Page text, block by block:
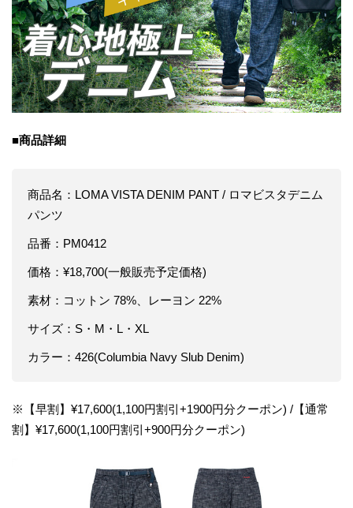
■商品詳細
商品名：LOMA VISTA DENIM PANT / ロマビスタデニム
パンツ
品番：PM0412
価格：¥18,700(一般販売予定価格)
素材：コットン 78%、レーヨン 22%
サイズ：S・M・L・XL
カラー：426(Columbia Navy Slub Denim)
※【早割】¥17,600(1,100円割引+1900円分クーポン) /【通常
割】¥17,600(1,100円割引+900円分クーポン)